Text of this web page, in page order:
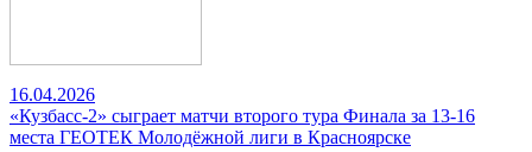
16.04.2026
«Кузбасс-2» сыграет матчи второго тура Финала за 13-16
места ГЕОТЕК Молодёжной лиги в Красноярске